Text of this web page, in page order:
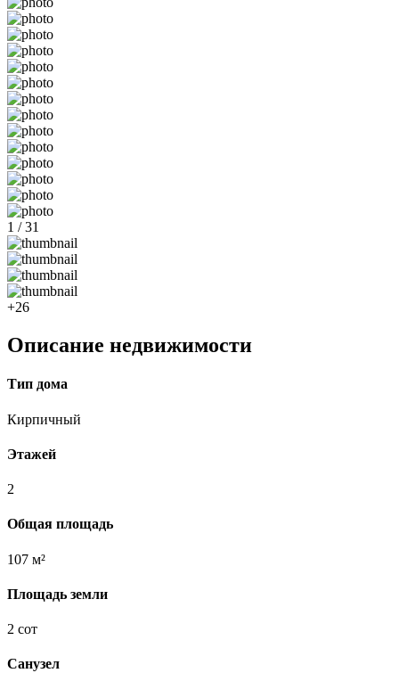
1 / 31
+26
Описание недвижимости
Тип дома
Кирпичный
Этажей
2
Общая площадь
107 м²
Площадь земли
2 сот
Санузел